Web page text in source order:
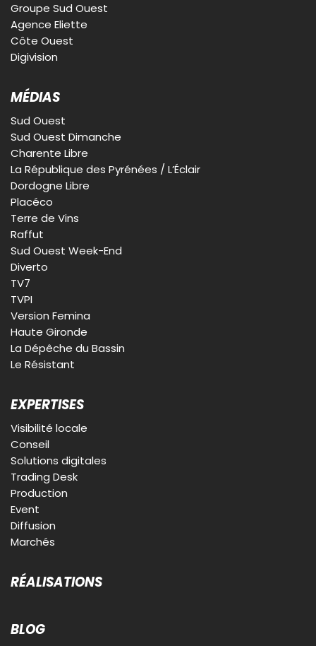
Groupe Sud Ouest
Agence Eliette
Côte Ouest
Digivision
MÉDIAS
Sud Ouest
Sud Ouest Dimanche
Charente Libre
La République des Pyrénées / L’Éclair
Dordogne Libre
Placéco
Terre de Vins
Raffut
Sud Ouest Week-End
Diverto
TV7
TVPI
Version Femina
Haute Gironde
La Dépêche du Bassin
Le Résistant
EXPERTISES
Visibilité locale
Conseil
Solutions digitales
Trading Desk
Production
Event
Diffusion
Marchés
RÉALISATIONS
BLOG